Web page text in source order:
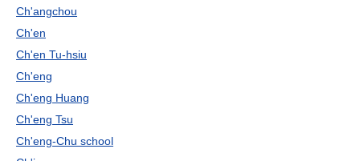
Ch'angchou
Ch'en
Ch'en Tu-hsiu
Ch'eng
Ch'eng Huang
Ch'eng Tsu
Ch'eng-Chu school